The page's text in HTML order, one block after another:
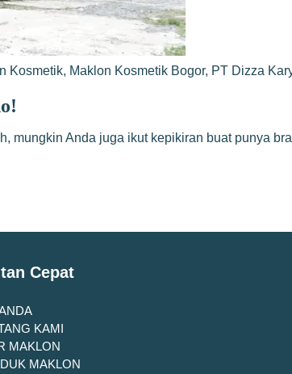
Kosmetik, Maklon Kosmetik Bogor, PT Dizza
Anda juga ikut kepikiran buat punya
Cepat
KAMI
MAKLON
MAKLON